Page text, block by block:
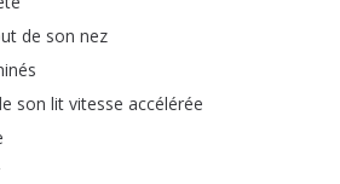
de son nez
son lit vitesse accélérée